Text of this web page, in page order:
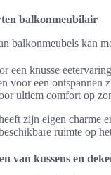
balkonmeubilair
balkonmeubels kan
een knusse
voor een ontspannen
ultiem comfort op
zijn eigen charme
ruimte op
van kussens en